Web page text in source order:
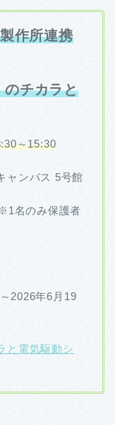
作所連携
のチカラと
～15:30
ャンパス 5号館
名のみ保護者
2026年6月19
と電気駆動シ